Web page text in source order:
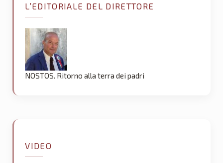
L’EDITORIALE DEL DIRETTORE
NOSTOS. Ritorno alla terra dei padri
VIDEO